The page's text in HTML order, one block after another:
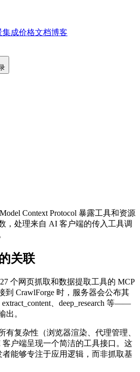
集成价格文档博客
Context Protocol 暴露工具和资源
，处理来自 AI 客户端的传入工具调
关联
个网页抓取和数据提取工具的 MCP
到 CrawlForge 时，服务器会公布其
、deep_research 等——
出。
有复杂性（浏览器渲染、代理管理、
户端呈现一个简洁的工具接口。这
能够专注于应用逻辑，而非抓取基